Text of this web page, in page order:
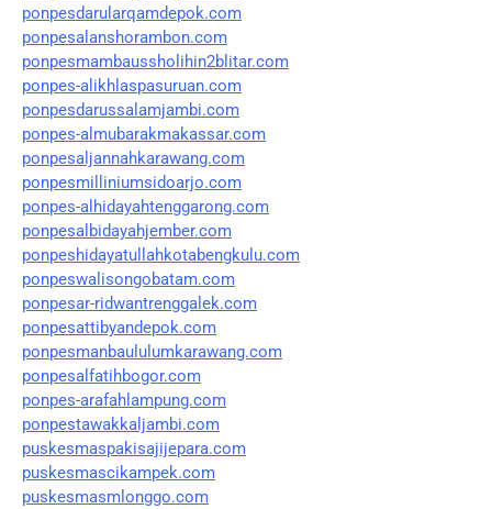
ponpesdarularqamdepok.com
ponpesalanshorambon.com
ponpesmambaussholihin2blitar.com
ponpes-alikhlaspasuruan.com
ponpesdarussalamjambi.com
ponpes-almubarakmakassar.com
ponpesaljannahkarawang.com
ponpesmilliniumsidoarjo.com
ponpes-alhidayahtenggarong.com
ponpesalbidayahjember.com
ponpeshidayatullahkotabengkulu.com
ponpeswalisongobatam.com
ponpesar-ridwantrenggalek.com
ponpesattibyandepok.com
ponpesmanbaululumkarawang.com
ponpesalfatihbogor.com
ponpes-arafahlampung.com
ponpestawakkaljambi.com
puskesmaspakisajijepara.com
puskesmascikampek.com
puskesmasmlonggo.com